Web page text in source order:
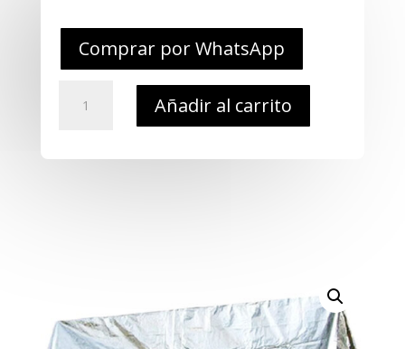
Comprar por WhatsApp
termica
Añadir al carrito